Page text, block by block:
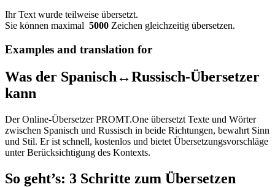
Ihr Text wurde teilweise übersetzt.
Sie können maximal 5000 Zeichen gleichzeitig übersetzen.
Examples and translation for
Was der Spanisch↔Russisch-Übersetzer
kann
Der Online-Übersetzer PROMT.One übersetzt Texte und Wörter
zwischen Spanisch und Russisch in beide Richtungen, bewahrt Sinn
und Stil. Er ist schnell, kostenlos und bietet Übersetzungsvorschläge
unter Berücksichtigung des Kontexts.
So geht’s: 3 Schritte zum Übersetzen